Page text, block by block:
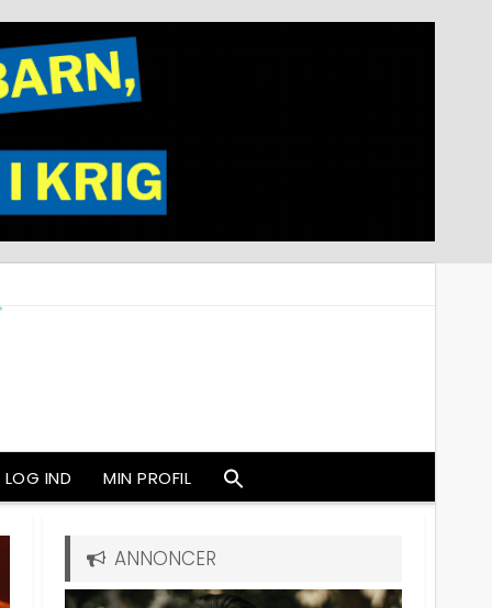
LOG IND MIN PROFIL
ANNONCER